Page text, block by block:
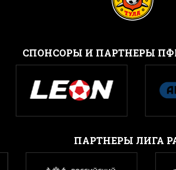
CПОНСОРЫ И ПАРТНЕРЫ
ПАРТНЕРЫ ЛИГА